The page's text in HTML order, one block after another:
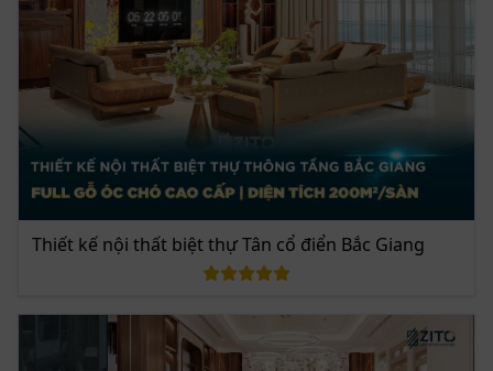
Hệ vách sau tivi sử dụng vách đá vân mây đầy nghệ thuật, tạo
nên sự hài hòa cho tổng thể không gian
Hệ tủ trang trí cánh kính được tích hợp thêm đèn led vừa sang
trọng, hiện đại vừa tôn lên được gu thẩm mỹ tinh tế của gia chủ
Không gian phòng khách được thiết kế liên thông với phòng bếp
Không gian bếp và bàn ăn được ZITO thiết kế theo
phong cách hiện đại, sang trọng nhưng vẫn đảm bảo
Thiết kế nội thất biệt thự Tân cổ điển Bắc Giang